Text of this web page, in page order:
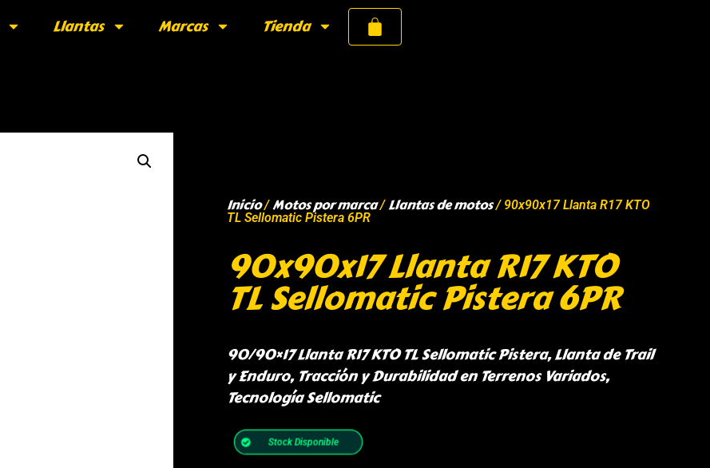
Llantas Marcas Tienda
Inicio/Motos por marca/Llantas de motos/ 90x90x17 Llanta R17 KTO
TL Sellomatic Pistera 6PR
90x90x17 Llanta R17 KTO
TL Sellomatic Pistera 6PR
90/90×17 Llanta R17 KTO TL Sellomatic Pistera, Llanta de Trail
y Enduro, Tracción y Durabilidad en Terrenos Variados,
Tecnología Sellomatic
Stock Disponible